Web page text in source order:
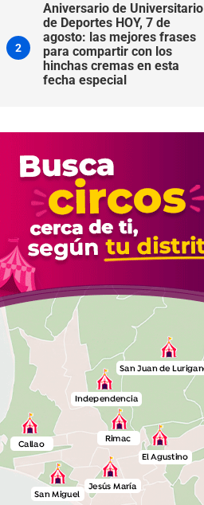
2
Aniversario de Universitario
de Deportes HOY, 7 de
agosto: las mejores frases
para compartir con los
hinchas cremas en esta
fecha especial